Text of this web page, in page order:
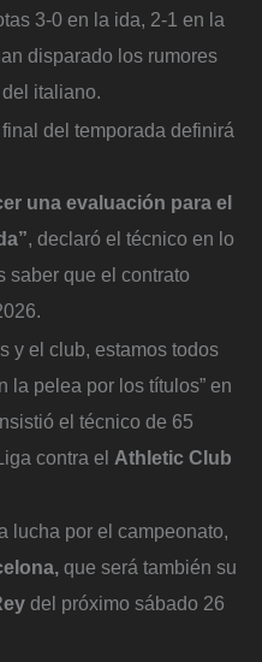
3-0 en la ida, 2-1 en la
disparado los rumores
italiano.
del temporada definirá
una evaluación para el
, declaró el técnico en lo
saber que el contrato
y el club, estamos todos
la pelea por los títulos” en
el técnico de 65
contra el Athletic Club
lucha por el campeonato,
que será también su
del próximo sábado 26